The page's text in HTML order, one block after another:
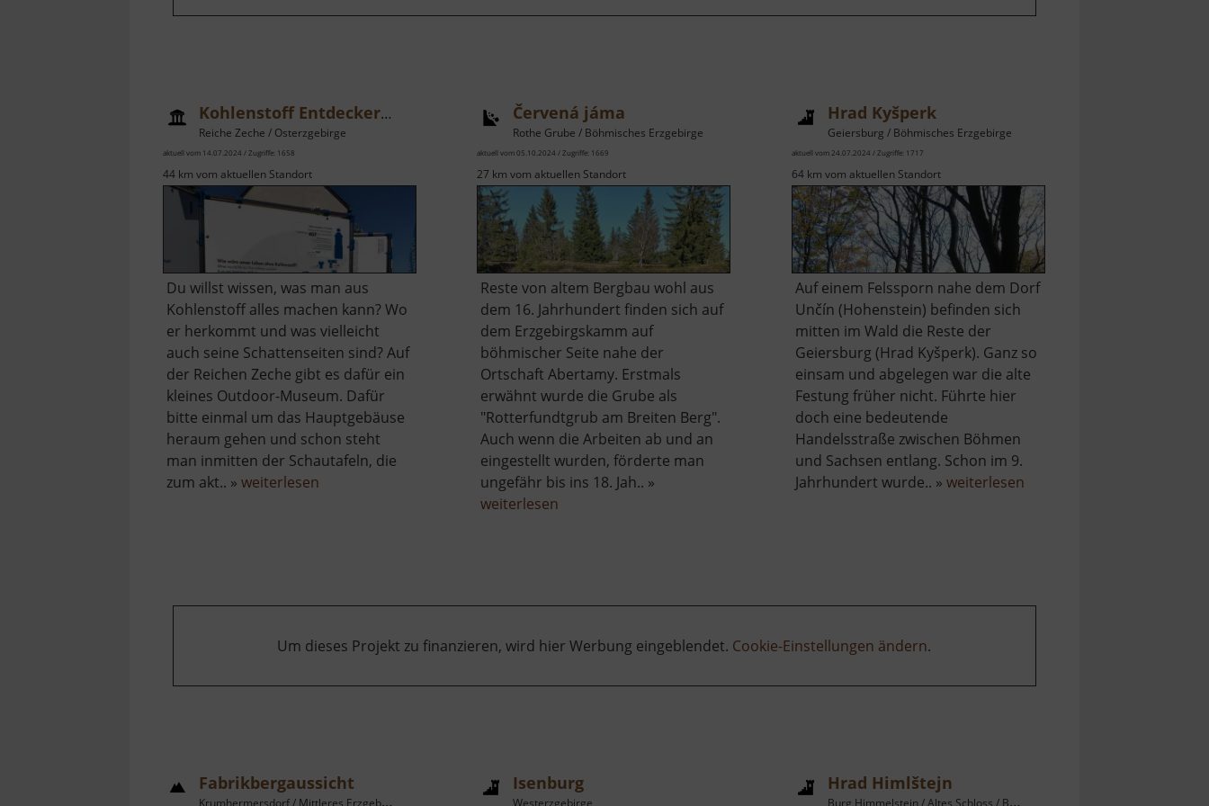
Kohlenstoff Entdeckerpfad
Reiche Zeche / Osterzgebirge
aktuell vom 14.07.2024 / Zugriffe: 1658
44 km vom aktuellen Standort
Du willst wissen, was man aus
Kohlenstoff alles machen kann? Wo
er herkommt und was vielleicht
auch seine Schattenseiten sind? Auf
der Reichen Zeche gibt es dafür ein
kleines Outdoor-Museum. Dafür
bitte einmal um das Hauptgebäuse
heraum gehen und schon steht
man inmitten der Schautafeln, die
zum akt.. » weiterlesen
Červená jáma
Rothe Grube / Böhmisches Erzgebirge
aktuell vom 05.10.2024 / Zugriffe: 1669
27 km vom aktuellen Standort
Reste von altem Bergbau wohl aus
dem 16. Jahrhundert finden sich auf
dem Erzgebirgskamm auf
böhmischer Seite nahe der
Ortschaft Abertamy. Erstmals
erwähnt wurde die Grube als
"Rotterfundtgrub am Breiten Berg".
Auch wenn die Arbeiten ab und an
eingestellt wurden, förderte man
ungefähr bis ins 18. Jah.. »
weiterlesen
Hrad Kyšperk
Geiersburg / Böhmisches Erzgebirge
aktuell vom 24.07.2024 / Zugriffe: 1717
64 km vom aktuellen Standort
Auf einem Felssporn nahe dem Dorf
Unčín (Hohenstein) befinden sich
mitten im Wald die Reste der
Geiersburg (Hrad Kyšperk). Ganz so
einsam und abgelegen war die alte
Festung früher nicht. Führte hier
doch eine bedeutende
Handelsstraße zwischen Böhmen
und Sachsen entlang. Schon im 9.
Jahrhundert wurde.. » weiterlesenüber
Um dieses Projekt zu finanzieren, wird hier Werbung eingeblendet. Cookie-Einstellungen ändern.
Fabrikbergaussicht
Krumhermersdorf / Mittleres Erzgebirge
Isenburg
Westerzgebirge
Hrad Himlštejn
Burg Himmelstein / Altes Schloss / Böhmisches Erzgebirge